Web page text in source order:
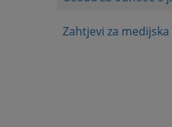
Zahtjevi za